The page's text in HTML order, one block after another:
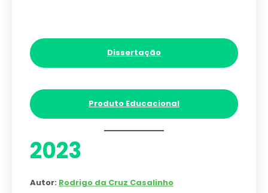
Dissertação
Produto Educacional
2023
Autor: Rodrigo da Cruz Casalinho